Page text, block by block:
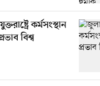
কর্মসংস্থান
বিশ্ব